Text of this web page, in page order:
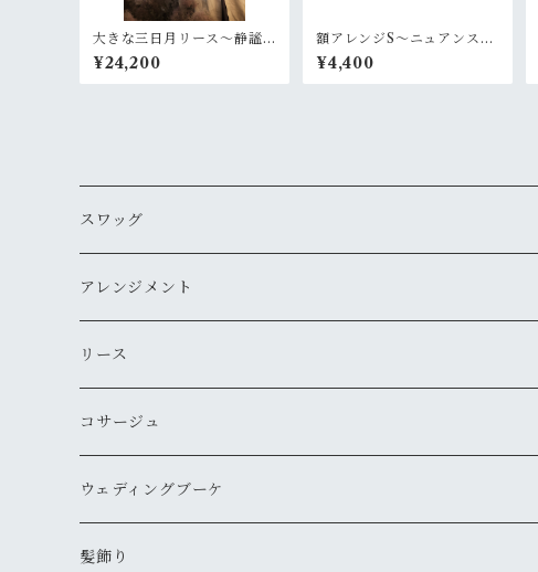
大きな三日月リース〜静謐
な月
¥24,200
額アレンジS〜ニュアンスあ
る白グリーン
¥4,400
スワッグ
アレンジメント
リース
コサージュ
ウェディングブーケ
髪飾り